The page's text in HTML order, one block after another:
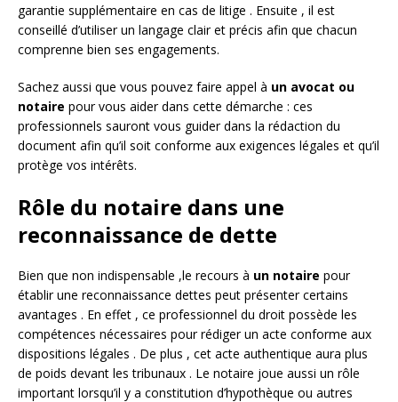
garantie supplémentaire en cas de litige . Ensuite , il est
conseillé d’utiliser un langage clair et précis afin que chacun
comprenne bien ses engagements.
Sachez aussi que vous pouvez faire appel à un avocat ou
notaire pour vous aider dans cette démarche : ces
professionnels sauront vous guider dans la rédaction du
document afin qu’il soit conforme aux exigences légales et qu’il
protège vos intérêts.
Rôle du notaire dans une
reconnaissance de dette
Bien que non indispensable ,le recours à un notaire pour
établir une reconnaissance dettes peut présenter certains
avantages . En effet , ce professionnel du droit possède les
compétences nécessaires pour rédiger un acte conforme aux
dispositions légales . De plus , cet acte authentique aura plus
de poids devant les tribunaux . Le notaire joue aussi un rôle
important lorsqu’il y a constitution d’hypothèque ou autres